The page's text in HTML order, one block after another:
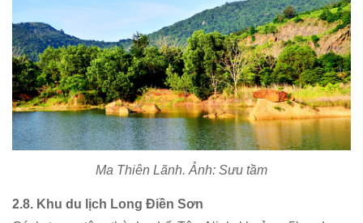
Ma Thiên Lãnh. Ảnh: Sưu tầm
2.8. Khu du lịch Long Điền Sơn